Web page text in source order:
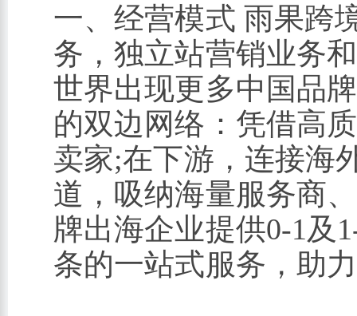
一、经营模式 雨果跨
务，独立站营销业务
世界出现更多中国品
的双边网络：凭借高
卖家;在下游，连接海
道，吸纳海量服务商
牌出海企业提供0-1及
条的一站式服务，助